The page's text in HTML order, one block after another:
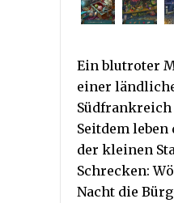
Ein blutroter
einer
Südfrankreich
Seitdem
der kleinen
Schrecken:
Nacht die